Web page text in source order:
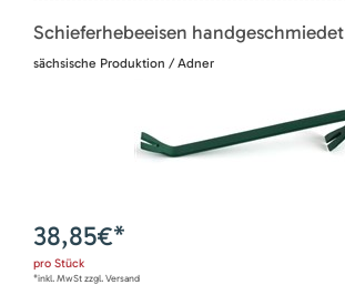
Schieferhebeeisen handgeschmiedet
sächsische Produktion / Adner
38,85€*
pro Stück
*inkl. MwSt zzgl. Versand